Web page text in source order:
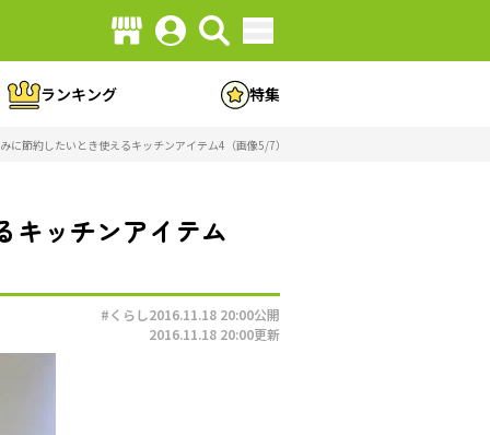
ランキング 特集
に節約したいとき使えるキッチンアイテム4（画像5/7）
キッチンアイテム
#くらし2016.11.18 20:00公開
2016.11.18 20:00更新